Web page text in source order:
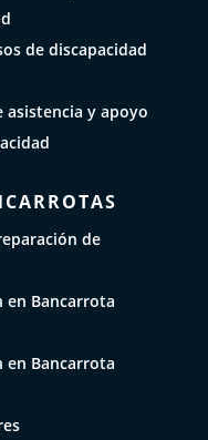
de discapacidad
asistencia y apoyo
de
en Bancarrota
en Bancarrota